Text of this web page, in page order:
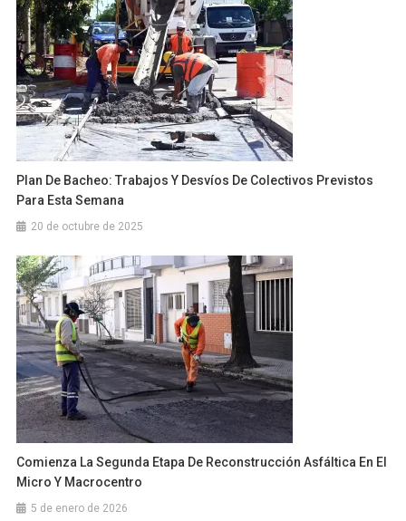
Plan De Bacheo: Trabajos Y Desvíos De Colectivos Previstos
Para Esta Semana
20 de octubre de 2025
Comienza La Segunda Etapa De Reconstrucción Asfáltica En El
Micro Y Macrocentro
5 de enero de 2026